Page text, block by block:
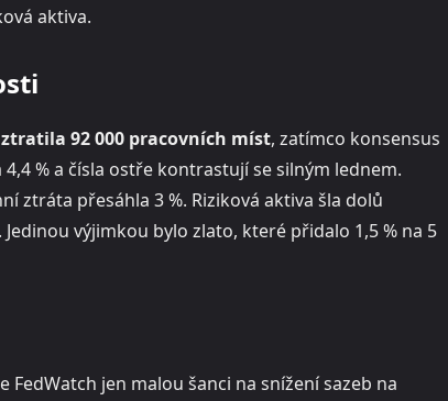
aktiva.
ztratila 92 000 pracovních míst, zatímco konsensus
% a čísla ostře kontrastují se silným lednem.
ztráta přesáhla 3 %. Riziková aktiva šla dolů
výjimkou bylo zlato, které přidalo 1,5 % na 5
jen malou šanci na snížení sazeb na